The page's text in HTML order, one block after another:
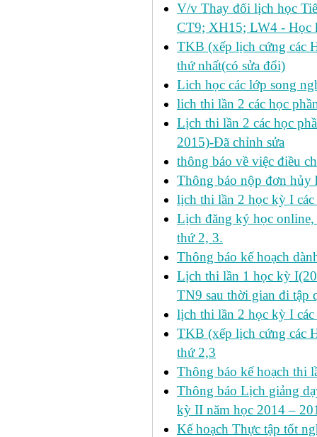
V/v Thay đổi lịch học
CT9; XH15; LW4 - Học
TKB (xếp lịch cứng các
thứ nhất(có sửa đổi)
Lich học các lớp song
lich thi lần 2 các học
Lịch thi lần 2 các học
2015)-Đã chỉnh sửa
thông báo về việc điều
Thông báo nộp đơn hủy
lịch thi lần 2 học kỳ I
Lịch đăng ký học
thứ 2, 3.
Thông báo kế hoạch
Lịch thi lần 1 học kỳ
TN9 sau thời gian đi tập
lịch thi lần 2 học kỳ I
TKB (xếp lịch cứng các
thứ 2,3
Thông báo kế hoạch thi
Thông báo Lịch giảng
kỳ II năm học 2014 –
Kế hoạch Thực tập tốt